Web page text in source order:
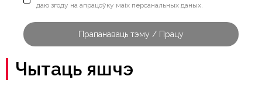
даю згоду на апрацоўку маіх персанальных даных.
Чытаць яшчэ